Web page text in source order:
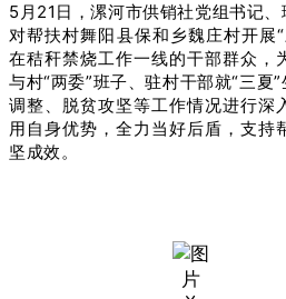
5月21日，漯河市供销社党组书记
对帮扶村舞阳县保和乡魏庄村开展
在秸秆禁烧工作一线的干部群众，
与村“两委”班子、驻村干部就“三夏
调整、脱贫攻坚等工作情况进行深
用自身优势，全力当好后盾，支持
坚成效。